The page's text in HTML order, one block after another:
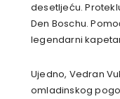
desetljeću.
Den Boschu.
legendarni
Ujedno, Vedran
omladinskog